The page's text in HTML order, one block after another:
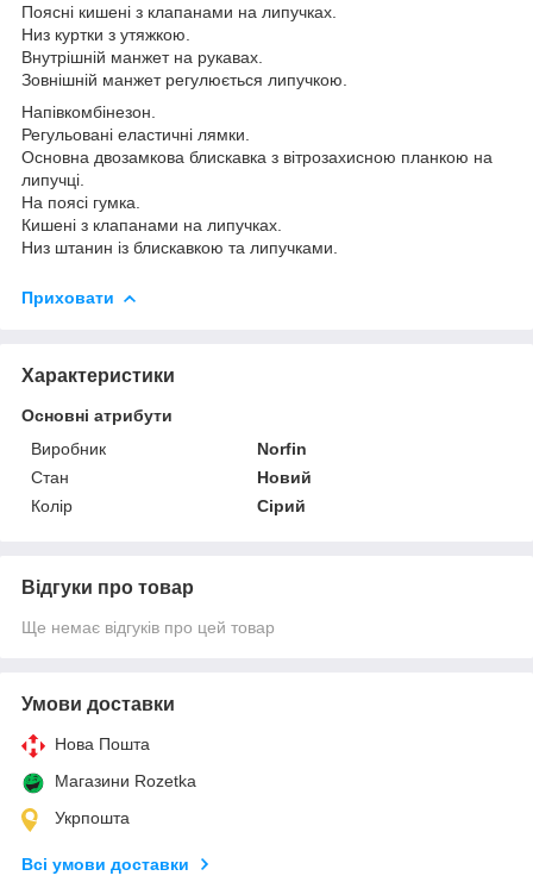
Поясні кишені з клапанами на липучках.
Низ куртки з утяжкою.
Внутрішній манжет на рукавах.
Зовнішній манжет регулюється липучкою.
Напівкомбінезон.
Регульовані еластичні лямки.
Основна двозамкова блискавка з вітрозахисною планкою на
липучці.
На поясі гумка.
Кишені з клапанами на липучках.
Низ штанин із блискавкою та липучками.
Приховати
Характеристики
Основні атрибути
Виробник
Norfin
Стан
Новий
Колір
Сірий
Відгуки про товар
Ще немає відгуків про цей товар
Умови доставки
Нова Пошта
Магазини Rozetka
Укрпошта
Всі умови доставки